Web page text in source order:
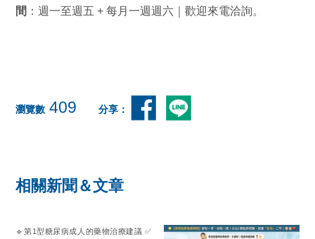
間 ：週一至週五 + 每月一週週六｜歡迎來電洽詢。
瀏覽數 409 分享：
相關新聞＆文章
🔹第1型糖尿病成人的藥物治療建議 ✅